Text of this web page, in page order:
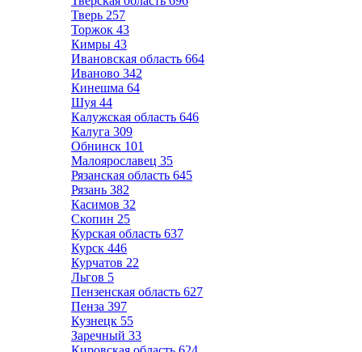
Тверь 257
Торжок 43
Кимры 43
Ивановская область 664
Иваново 342
Кинешма 64
Шуя 44
Калужская область 646
Калуга 309
Обнинск 101
Малоярославец 35
Рязанская область 645
Рязань 382
Касимов 32
Скопин 25
Курская область 637
Курск 446
Курчатов 22
Льгов 5
Пензенская область 627
Пенза 397
Кузнецк 55
Заречный 33